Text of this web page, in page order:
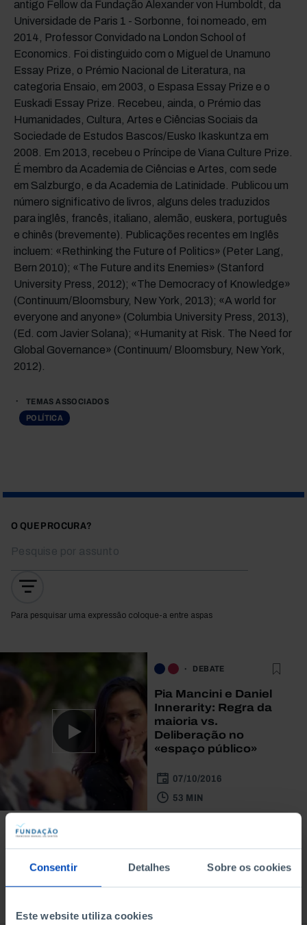
Consentir Detalhes Sobre os cookies
Este website utiliza cookies
antigo Fellow da Fundação Alexander von Humboldt, da
Universidade de Paris 1 - Sorbonne, foi nomeado, em
2014, Professor Convidado na London School of
Economics. Foi distinguido com o Miguel de Unamuno
Essay Prize, o Prémio Nacional de Literatura, na
categoria Ensaio, em 2003, o Espasa Essay Prize e o
Euskadi Essay Prize. Recebeu, ainda, o Prémio das
Humanidades, Cultura, Artes e Ciências Sociais da
Sociedade de Estudos Bascos/Eusko Ikaskuntza em
2008. Em 2013, recebeu o Príncipe de Viana Culture Prize.
É membro da Academia de Ciências e Artes, com sede
em Salzburgo, e da Academia de Latinidade. Publicou um
número significativo de livros, alguns deles traduzidos
para inglês, francês, italiano, alemão, euskera, português
e chinês (brevemente). Publicações recentes em Inglês
incluem: «Rethinking the Future of Politics» (Peter Lang,
Bern 2010); «The Future and its Enemies» (Stanford
University Press, 2012); «The Democracy of Knowledge»
(Continuum/Bloomsbury, New York, 2013); «A world for
everyone and anyone» (Columbia University Press, 2013),
(Ed. com Javier Solana); «Humanity at Risk. The Need for
Global Governance» (Continuum/ Bloomsbury, New York,
2012).
TEMAS ASSOCIADOS
POLÍTICA
O QUE PROCURA?
Para pesquisar uma expressão coloque-a entre aspas
DEBATE
Pia Mancini e Daniel
Innerarity: Regra da
maioria vs.
Deliberação no
«espaço público»
07/10/2016
53 MIN